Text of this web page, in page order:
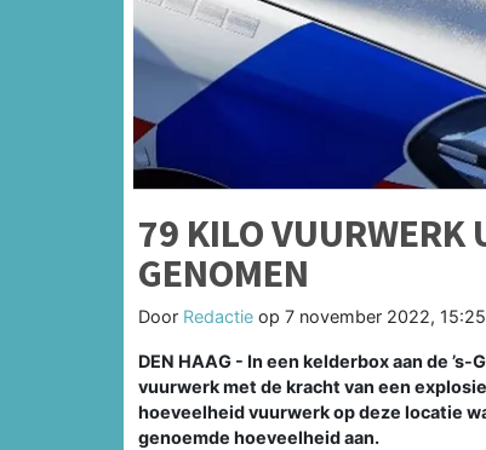
79 KILO VUURWERK
GENOMEN
Door Redactie op 7 november 2022,
DEN HAAG - In een kelderbox aan de
vuurwerk met de kracht van een
hoeveelheid vuurwerk op deze locatie
genoemde hoeveelheid aan.